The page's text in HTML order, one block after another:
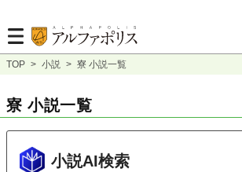
TOP > 小説 > 寮 小説一覧
寮 小説一覧
小説AI検索